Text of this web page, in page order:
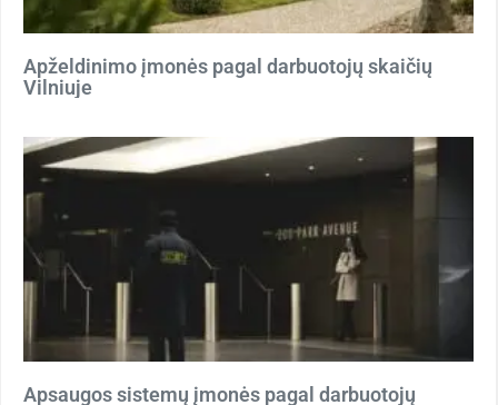
Apželdinimo įmonės pagal darbuotojų skaičių
Vilniuje
Apsaugos sistemų įmonės pagal darbuotojų